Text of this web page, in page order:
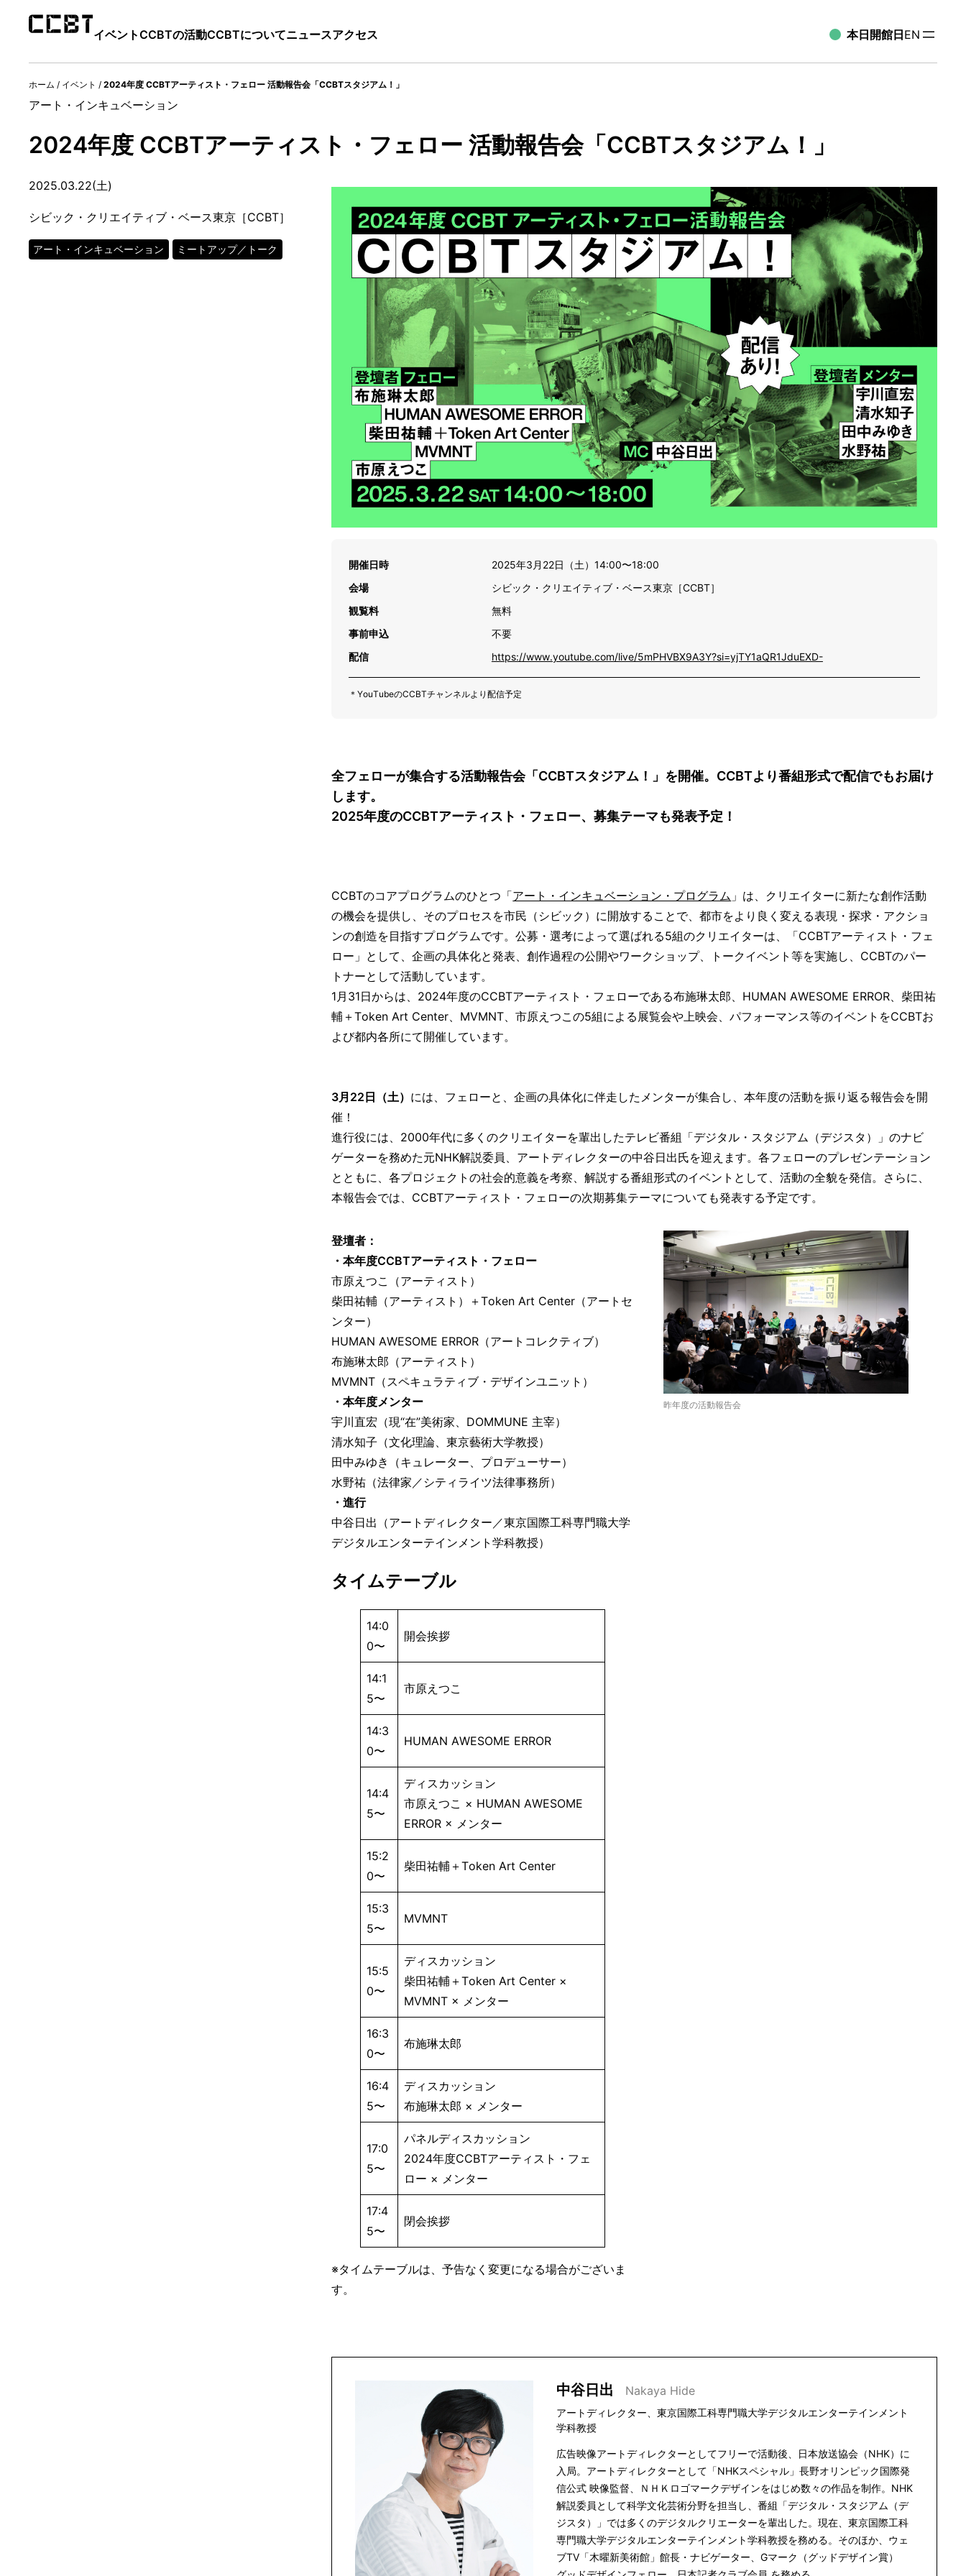
本日開館日EN
イベントCCBTの活動CCBTについてニュースアクセス
ホーム / イベント / 2024年度 CCBTアーティスト・フェロー 活動報告会「CCBTスタジアム！」
アート・インキュベーション
2024年度 CCBTアーティスト・フェロー 活動報告会「CCBTスタジアム！」
2025.03.22(土)
シビック・クリエイティブ・ベース東京［CCBT］
アート・インキュベーション ミートアップ／トーク
開催日時
2025年3月22日（土）14:00〜18:00
会場
シビック・クリエイティブ・ベース東京［CCBT］
観覧料
無料
事前申込
不要
配信
https://www.youtube.com/live/5mPHVBX9A3Y?si=yjTY1aQR1JduEXD-
＊YouTubeのCCBTチャンネルより配信予定
全フェローが集合する活動報告会「CCBTスタジアム！」を開催。CCBTより番組形式で配信でもお届け
します。
2025年度のCCBTアーティスト・フェロー、募集テーマも発表予定！
CCBTのコアプログラムのひとつ「アート・インキュベーション・プログラム 」は、クリエイターに新たな創作活動
の機会を提供し、そのプロセスを市民（シビック）に開放することで、都市をより良く変える表現・探求・アクショ
ンの創造を目指すプログラムです。公募・選考によって選ばれる5組のクリエイターは、「CCBTアーティスト・フェ
ロー」として、企画の具体化と発表、創作過程の公開やワークショップ、トークイベント等を実施し、CCBTのパー
トナーとして活動しています。
1月31日からは、2024年度のCCBTアーティスト・フェローである布施琳太郎、HUMAN AWESOME ERROR、柴田祐
輔＋Token Art Center、MVMNT、市原えつこの5組による展覧会や上映会、パフォーマンス等のイベントをCCBTお
よび都内各所にて開催しています。
3月22日（土） には、フェローと、企画の具体化に伴走したメンターが集合し、本年度の活動を振り返る報告会を開
催！
進行役には、2000年代に多くのクリエイターを輩出したテレビ番組「デジタル・スタジアム（デジスタ）」のナビ
ゲーターを務めた元NHK解説委員、アートディレクターの中谷日出氏を迎えます。各フェローのプレゼンテーション
とともに、各プロジェクトの社会的意義を考察、解説する番組形式のイベントとして、活動の全貌を発信。さらに、
本報告会では、CCBTアーティスト・フェローの次期募集テーマについても発表する予定です。
登壇者：
・本年度CCBTアーティスト・フェロー
市原えつこ（アーティスト）
柴田祐輔（アーティスト）＋Token Art Center（アートセ
ンター）
HUMAN AWESOME ERROR（アートコレクティブ）
布施琳太郎（アーティスト）
MVMNT（スペキュラティブ・デザインユニット）
・本年度メンター
宇川直宏（現“在”美術家、DOMMUNE 主宰）
清水知子（文化理論、東京藝術大学教授）
田中みゆき（キュレーター、プロデューサー）
水野祐（法律家／シティライツ法律事務所）
・進行
中谷日出（アートディレクター／東京国際工科専門職大学
デジタルエンターテインメント学科教授）
タイムテーブル
14:0
0〜
開会挨拶
14:1
5〜
市原えつこ
14:3
0〜
HUMAN AWESOME ERROR
14:4
5〜
ディスカッション
市原えつこ × HUMAN AWESOME
ERROR × メンター
15:2
0〜
柴田祐輔＋Token Art Center
15:3
5〜
MVMNT
15:5
0〜
ディスカッション
柴田祐輔＋Token Art Center ×
MVMNT × メンター
16:3
0〜
布施琳太郎
16:4
5〜
ディスカッション
布施琳太郎 × メンター
17:0
5〜
パネルディスカッション
2024年度CCBTアーティスト・フェ
ロー × メンター
17:4
5〜
閉会挨拶
※タイムテーブルは、予告なく変更になる場合がございま
す。
昨年度の活動報告会
中谷日出 Nakaya Hide
アートディレクター、東京国際工科専門職大学デジタルエンターテインメント
学科教授
広告映像アートディレクターとしてフリーで活動後、日本放送協会（NHK）に
入局。アートディレクターとして「NHKスペシャル」長野オリンピック国際発
信公式 映像監督、ＮＨＫロゴマークデザインをはじめ数々の作品を制作。NHK
解説委員として科学文化芸術分野を担当し、番組「デジタル・スタジアム（デ
ジスタ）」では多くのデジタルクリエーターを輩出した。現在、東京国際工科
専門職大学デジタルエンターテインメント学科教授を務める。そのほか、ウェ
ブTV「木曜新美術館」館長・ナビゲーター、Gマーク（グッドデザイン賞）